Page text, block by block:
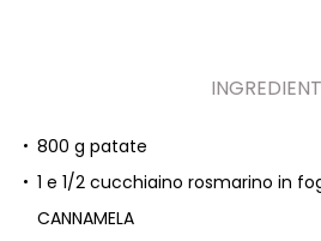
800 g patate
1 e 1/2 cucchiaino rosmarino in
CANNAMELA